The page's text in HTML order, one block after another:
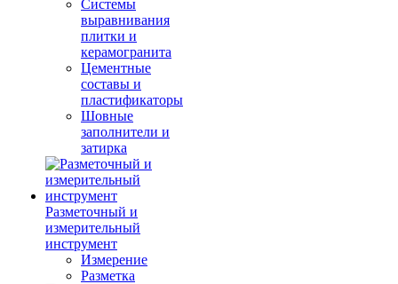
Системы
выравнивания
плитки и
керамогранита
Цементные
составы и
пластификаторы
Шовные
заполнители и
затирка
Разметочный и
измерительный
инструмент
Измерение
Разметка